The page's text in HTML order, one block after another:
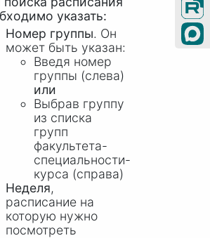
указать:
Номер группы. Он
может быть указан:
Введя номер
группы (слева)
или
Выбрав группу
из списка
групп
факультета-
специальности-
курса (справа)
Неделя,
расписание на
которую нужно
посмотреть